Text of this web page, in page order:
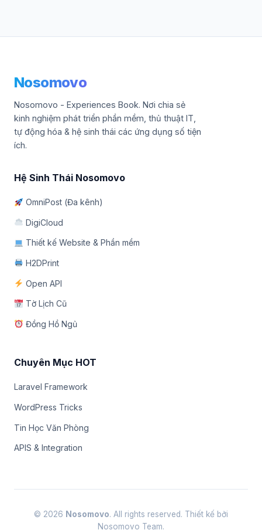
Nosomovo
Nosomovo - Experiences Book. Nơi chia sẻ
kinh nghiệm phát triển phần mềm, thủ thuật IT,
tự động hóa & hệ sinh thái các ứng dụng số tiện
ích.
Hệ Sinh Thái Nosomovo
OmniPost (Đa kênh)
DigiCloud
Thiết kế Website & Phần mềm
H2DPrint
Open API
Tờ Lịch Cũ
Đồng Hồ Ngủ
Chuyên Mục HOT
Laravel Framework
WordPress Tricks
Tin Học Văn Phòng
APIS & Integration
© 2026 Nosomovo. All rights reserved. Thiết kế bởi
Nosomovo Team.